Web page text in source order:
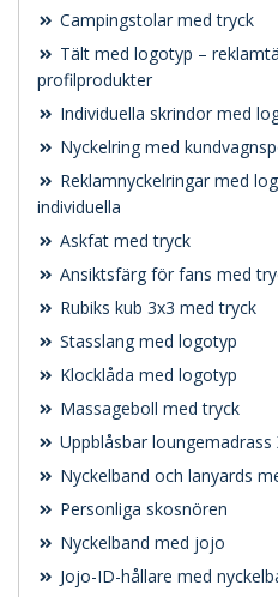
Campingstolar med tryck
Tält med logotyp –
profilprodukter
Individuella skrindor med
Nyckelring med
Reklamnyckelringar med
individuella
Askfat med tryck
Ansiktsfärg för fans med
Rubiks kub 3x3 med tryck
Stasslang med logotyp
Klocklåda med logotyp
Massageboll med tryck
Uppblåsbar loungemadrass
Nyckelband och lanyards
Personliga skosnören
Nyckelband med jojo
Jojo-ID-hållare med